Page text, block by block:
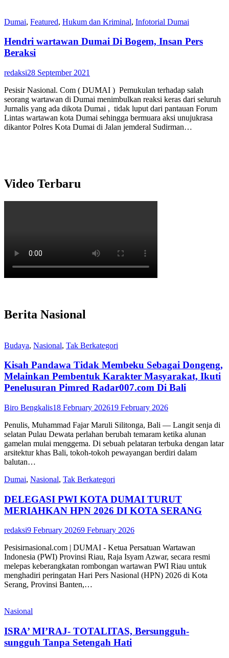
Dumai, Featured, Hukum dan Kriminal, Infotorial Dumai
Hendri wartawan Dumai Di Bogem, Insan Pers
Beraksi
redaksi28 September 2021
Pesisir Nasional. Com ( DUMAI ) Pemukulan terhadap salah
seorang wartawan di Dumai menimbulkan reaksi keras dari seluruh
Jurnalis yang ada dikota Dumai , tidak luput dari pantauan Forum
Lintas wartawan kota Dumai sehingga bermuara aksi unujukrasa
dikantor Polres Kota Dumai di Jalan jemderal Sudirman…
Video Terbaru
Berita Nasional
Budaya, Nasional, Tak Berkategori
Kisah Pandawa Tidak Membeku Sebagai Dongeng,
Melainkan Pembentuk Karakter Masyarakat, Ikuti
Penelusuran Pimred Radar007.com Di Bali
Biro Bengkalis18 February 202619 February 2026
Penulis, Muhammad Fajar Maruli Silitonga, Bali — Langit senja di
selatan Pulau Dewata perlahan berubah temaram ketika alunan
gamelan mulai menggema. Di sebuah pelataran terbuka dengan latar
arsitektur khas Bali, tokoh-tokoh pewayangan berdiri dalam
balutan…
Dumai, Nasional, Tak Berkategori
DELEGASI PWI KOTA DUMAI TURUT
MERIAHKAN HPN 2026 DI KOTA SERANG
redaksi9 February 20269 February 2026
Pesisirnasional.com | DUMAI - Ketua Persatuan Wartawan
Indonesia (PWI) Provinsi Riau, Raja Isyam Azwar, secara resmi
melepas keberangkatan rombongan wartawan PWI Riau untuk
menghadiri peringatan Hari Pers Nasional (HPN) 2026 di Kota
Serang, Provinsi Banten,…
Nasional
ISRA’ MI’RAJ- TOTALITAS, Bersungguh-
sungguh Tanpa Setengah Hati